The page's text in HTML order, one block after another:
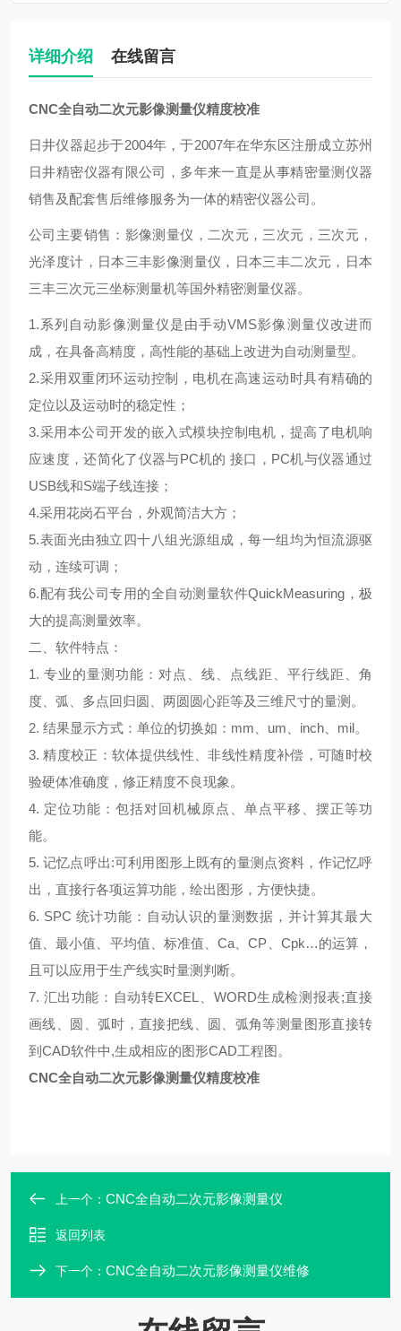
详细介绍 在线留言
CNC全自动二次元影像测量仪精度校准
日井仪器起步于2004年，于2007年在华东区注册成立苏州
日井精密仪器有限公司，多年来一直是从事精密量测仪器
销售及配套售后维修服务为一体的精密仪器公司。
公司主要销售：影像测量仪，二次元，三次元，三次元，
光泽度计，日本三丰影像测量仪，日本三丰二次元，日本
三丰三次元三坐标测量机等国外精密测量仪器。
1.系列自动影像测量仪是由手动VMS影像测量仪改进而
成，在具备高精度，高性能的基础上改进为自动测量型。
2.采用双重闭环运动控制，电机在高速运动时具有精确的
定位以及运动时的稳定性；
3.采用本公司开发的嵌入式模块控制电机，提高了电机响
应速度，还简化了仪器与PC机的 接口，PC机与仪器通过
USB线和S端子线连接；
4.采用花岗石平台，外观简洁大方；
5.表面光由独立四十八组光源组成，每一组均为恒流源驱
动，连续可调；
6.配有我公司专用的全自动测量软件QuickMeasuring，极
大的提高测量效率。
二、 软件特点：
1. 专业的量测功能：对点、线、点线距、平行线距、角
度、弧、多点回归圆、两圆圆心距等及三维尺寸的量测。
2. 结果显示方式：单位的切换如：mm、um、inch、mil。
3. 精度校正：软体提供线性、非线性精度补偿，可随时校
验硬体准确度，修正精度不良现象。
4. 定位功能：包括对回机械原点、单点平移、摆正等功
能。
5. 记忆点呼出:可利用图形上既有的量测点资料，作记忆呼
出，直接行各项运算功能，绘出图形，方便快捷。
6. SPC 统计功能：自动认识的量测数据，并计算其最大
值、最小值、平均值、标准值、Ca、CP、Cpk…的运算，
且可以应用于生产线实时量测判断。
7. 汇出功能：自动转EXCEL、WORD生成检测报表;直接
画线、圆、弧时，直接把线、圆、弧角等测量图形直接转
到CAD软件中,生成相应的图形CAD工程图。
CNC全自动二次元影像测量仪精度校准
上一个： CNC全自动二次元影像测量仪
返回列表
下一个： CNC全自动二次元影像测量仪维修